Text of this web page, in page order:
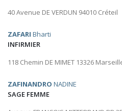
40 Avenue DE VERDUN 94010 Créteil
ZAFARI Bharti
INFIRMIER
118 Chemin DE MIMET 13326
ZAFINANDRO NADINE
SAGE FEMME